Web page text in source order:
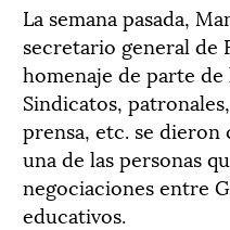
La semana pasada,
secretario general de
homenaje de parte
Sindicatos,
prensa, etc. se dieron
una de las personas
negociaciones entre
educativos.